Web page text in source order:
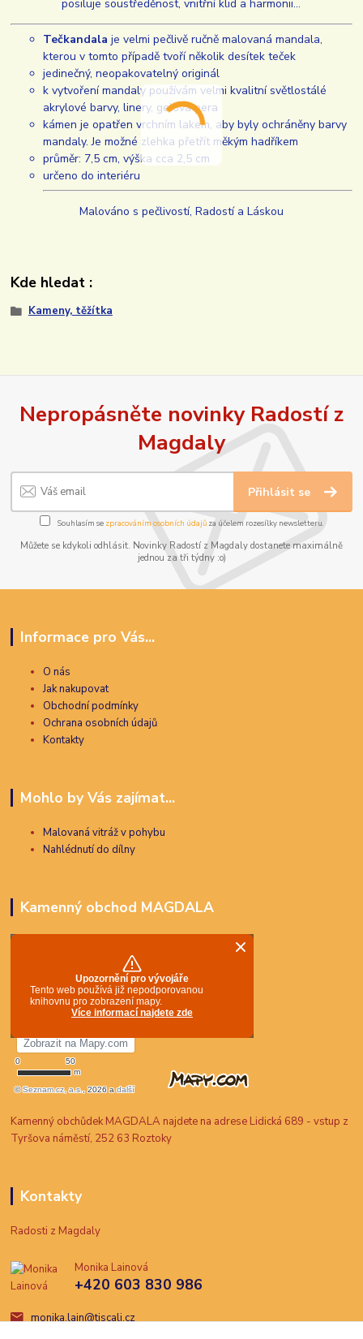
posiluje soustředěnost, vnitřní klid a harmonii...
Tečkandala je velmi pečlivě ručně malovaná mandala,
kterou v tomto případě tvoří několik desítek teček
jedinečný, neopakovatelný originál
k vytvoření mandaly používám velmi kvalitní světlostálé
akrylové barvy, linery, gelová pera
kámen je opatřen vrchním lakem, aby byly ochráněny barvy
mandaly. Je možné zlehka přetřít měkým hadříkem
průměr: 7,5 cm, výška cca 2,5 cm
určeno do interiéru
Malováno s pečlivostí, Radostí a Láskou
Kde hledat :
Kameny, těžítka
Nepropásněte novinky Radostí z
Magdaly
Přihlásit se
Souhlasím se zpracováním osobních údajůza účelem rozesílky newsletteru.
Můžete se kdykoli odhlásit. Novinky Radostí z Magdaly dostanete maximálně
jednou za tři týdny :o)
Informace pro Vás...
O nás
Jak nakupovat
Obchodní podmínky
Ochrana osobních údajů
Kontakty
Mohlo by Vás zajímat...
Malovaná vitráž v pohybu
Nahlédnutí do dílny
Kamenný obchod MAGDALA
Kamenný obchůdek MAGDALA najdete na adrese Lidická 689 - vstup z
Tyršova náměstí, 252 63 Roztoky
Kontakty
Radosti z Magdaly
Monika Lainová
+420 603 830 986
monika.lain@tiscali.cz